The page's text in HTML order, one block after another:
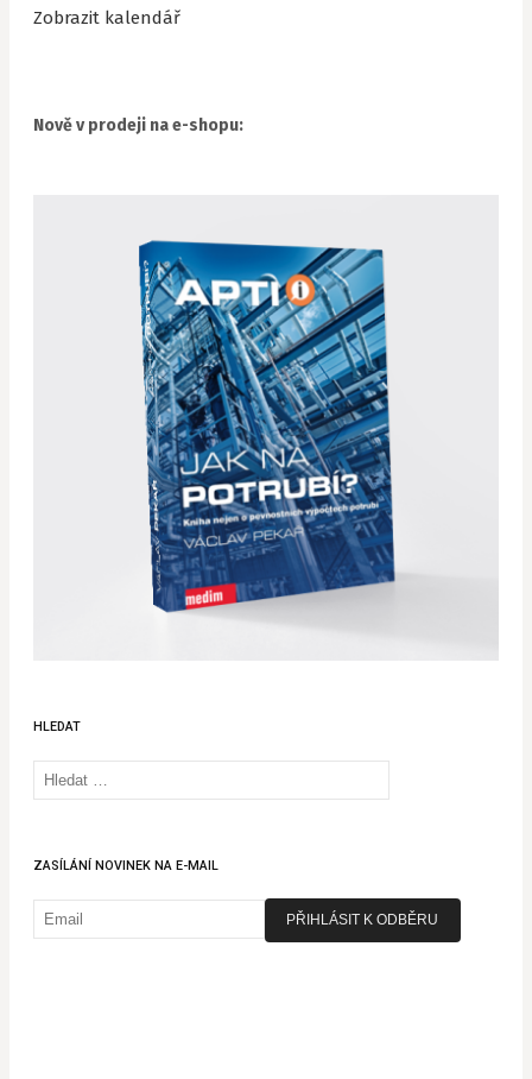
Zobrazit kalendář
Nově v prodeji na e-shopu:
HLEDAT
Vyhledávání
ZASÍLÁNÍ NOVINEK NA E-MAIL